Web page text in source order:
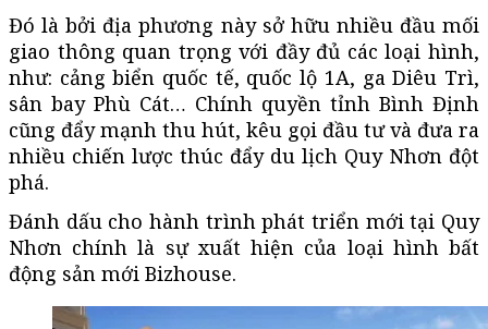
Đó là bởi địa phương này sở hữu nhiều đầu mối
giao thông quan trọng với đầy đủ các loại hình,
như: cảng biển quốc tế, quốc lộ 1A, ga Diêu Trì,
sân bay Phù Cát… Chính quyền tỉnh Bình Định
cũng đẩy mạnh thu hút, kêu gọi đầu tư và đưa ra
nhiều chiến lược thúc đẩy du lịch Quy Nhơn đột
phá.
Đánh dấu cho hành trình phát triển mới tại Quy
Nhơn chính là sự xuất hiện của loại hình bất
động sản mới Bizhouse.